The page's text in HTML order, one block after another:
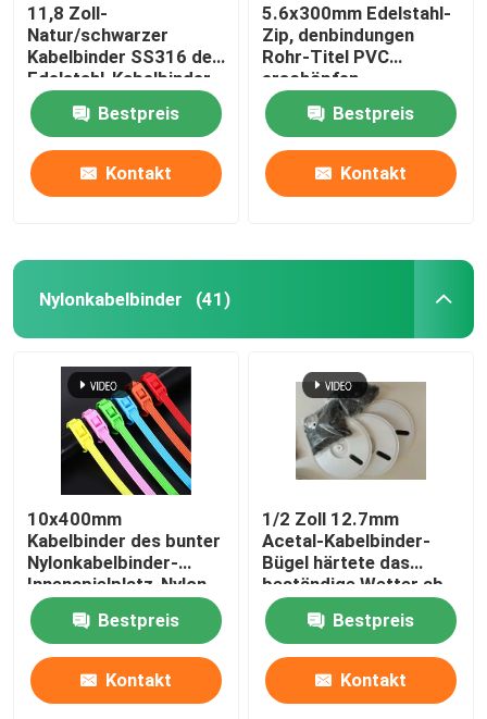
11,8 Zoll-
Natur/schwarzer
Kabelbinder SS316 des
Edelstahl-Kabelbinder-
4.6*300mm
Bestpreis
Kontakt
5.6x300mm Edelstahl-
Zip, denbindungen
Rohr-Titel PVC
erschöpfen,
beschichteten SS-
KabelbinderBestpreis
Kontakt
Nylonkabelbinder (41)
10x400mm
Kabelbinder des bunter
Nylonkabelbinder-
Innenspielplatz-Nylon-
66
Bestpreis
Kontakt
1/2 Zoll 12.7mm
Acetal-Kabelbinder-
Bügel härtete das
beständige Wetter ab
Bestpreis
Kontakt